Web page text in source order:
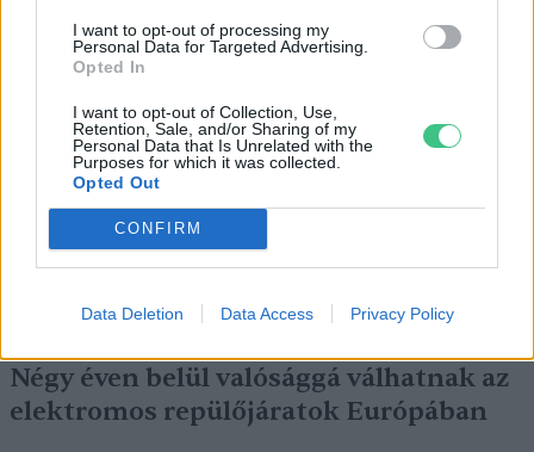
I want to opt-out of processing my
Personal Data for Targeted Advertising.
Opted In
I want to opt-out of Collection, Use,
Retention, Sale, and/or Sharing of my
Personal Data that Is Unrelated with the
Purposes for which it was collected.
Opted Out
CONFIRM
Data Deletion Data Access Privacy Policy
SZEMLE
Négy éven belül valósággá válhatnak az
elektromos repülőjáratok Európában